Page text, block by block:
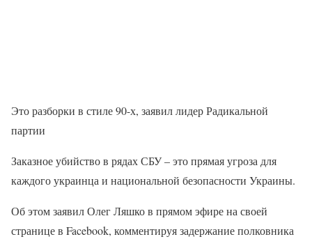
Это разборки в стиле 90-х, заявил лидер Радикальной
партии
Заказное убийство в рядах СБУ – это прямая угроза для
каждого украинца и национальной безопасности Украины.
Об этом заявил Олег Ляшко в прямом эфире на своей
странице в Facebook, комментируя задержание полковника